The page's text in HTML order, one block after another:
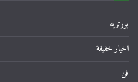
بورتريه
اخبار خفيفة
فن